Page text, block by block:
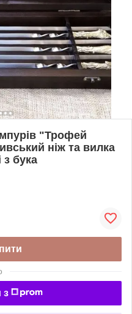
"Трофей
ніж та вилка
з бука
з